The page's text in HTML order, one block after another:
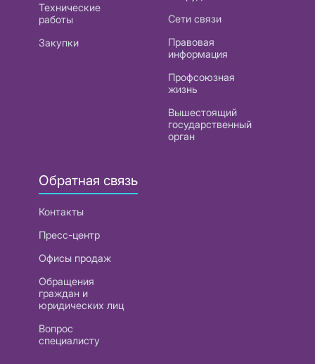
Технические
работы
Закупки
Сети связи
Правовая
информация
Профсоюзная
жизнь
Вышестоящий
государственный
орган
Обратная связь
Контакты
Пресс-центр
Офисы продаж
Обращения
граждан и
юридических лиц
Вопрос
специалисту